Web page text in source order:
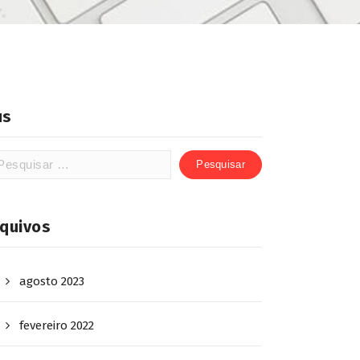
agosto 2023
fevereiro 2022